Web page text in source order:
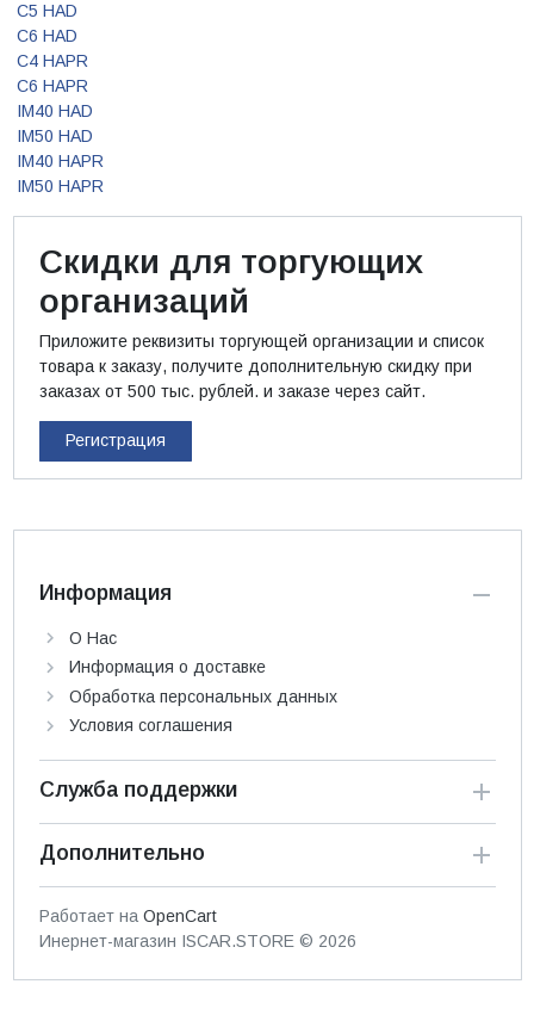
C5 HAD
C6 HAD
C4 HAPR
C6 HAPR
IM40 HAD
IM50 HAD
IM40 HAPR
IM50 HAPR
Скидки для торгующих
организаций
Приложите реквизиты торгующей организации и список
товара к заказу, получите дополнительную скидку при
заказах от 500 тыс. рублей. и заказе через сайт.
Регистрация
Информация
О Нас
Информация о доставке
Обработка персональных данных
Условия соглашения
Служба поддержки
Дополнительно
Работает на OpenCart
Инернет-магазин ISCAR.STORE © 2026